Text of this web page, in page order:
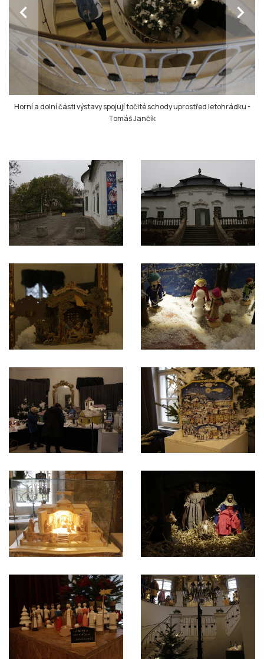
chevron_left chevron_right
Horní a dolní části výstavy spojují točité schody uprostřed letohrádku-
Tomáš Jančík